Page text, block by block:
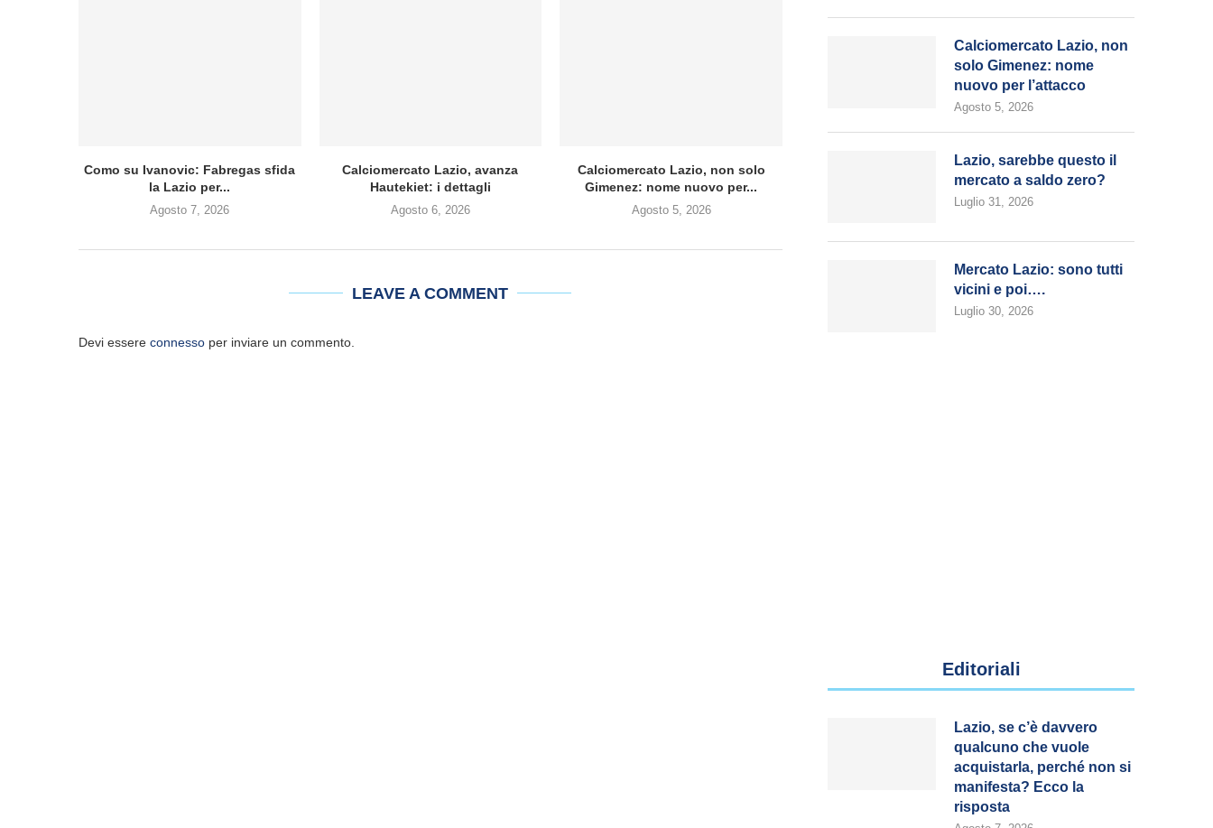
Como su Ivanovic: Fabregas sfida
la Lazio per...
Agosto 7, 2026
Calciomercato Lazio, avanza
Hautekiet: i dettagli
Agosto 6, 2026
Calciomercato Lazio, non solo
Gimenez: nome nuovo per...
Agosto 5, 2026
LEAVE A COMMENT
Devi essere connesso per inviare un commento.
Calciomercato Lazio, non
solo Gimenez: nome
nuovo per l’attacco
Agosto 5, 2026
Lazio, sarebbe questo il
mercato a saldo zero?
Luglio 31, 2026
Mercato Lazio: sono tutti
vicini e poi….
Luglio 30, 2026
Editoriali
Lazio, se c’è davvero
qualcuno che vuole
acquistarla, perché non si
manifesta? Ecco la
risposta